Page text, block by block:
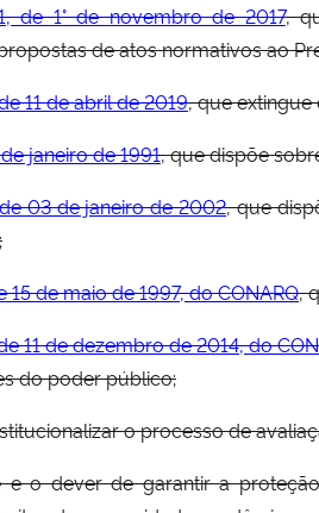
de 1° de novembro de 2017,
de atos normativos ao
11 de abril de 2019, que
janeiro de 1991, que dispõe
03 de janeiro de 2002, que
;
15 de maio de 1997, do CONARQ,
11 de dezembro de 2014, do
do poder público;
o processo de
e o dever de garantir a